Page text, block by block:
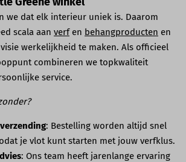
we dat elk interieur uniek is. Daarom
scala aan verfen behangproducten en
werkelijkheid te maken. Als officieel
combineren we topkwaliteit
service.
: Bestelling worden altijd snel
je vlot kunt starten met jouw verfklus.
: Ons team heeft jarenlange ervaring